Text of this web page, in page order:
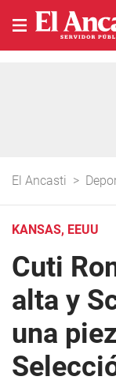
El Ancasti >
KANSAS, EEUU
Cuti
alta y
una